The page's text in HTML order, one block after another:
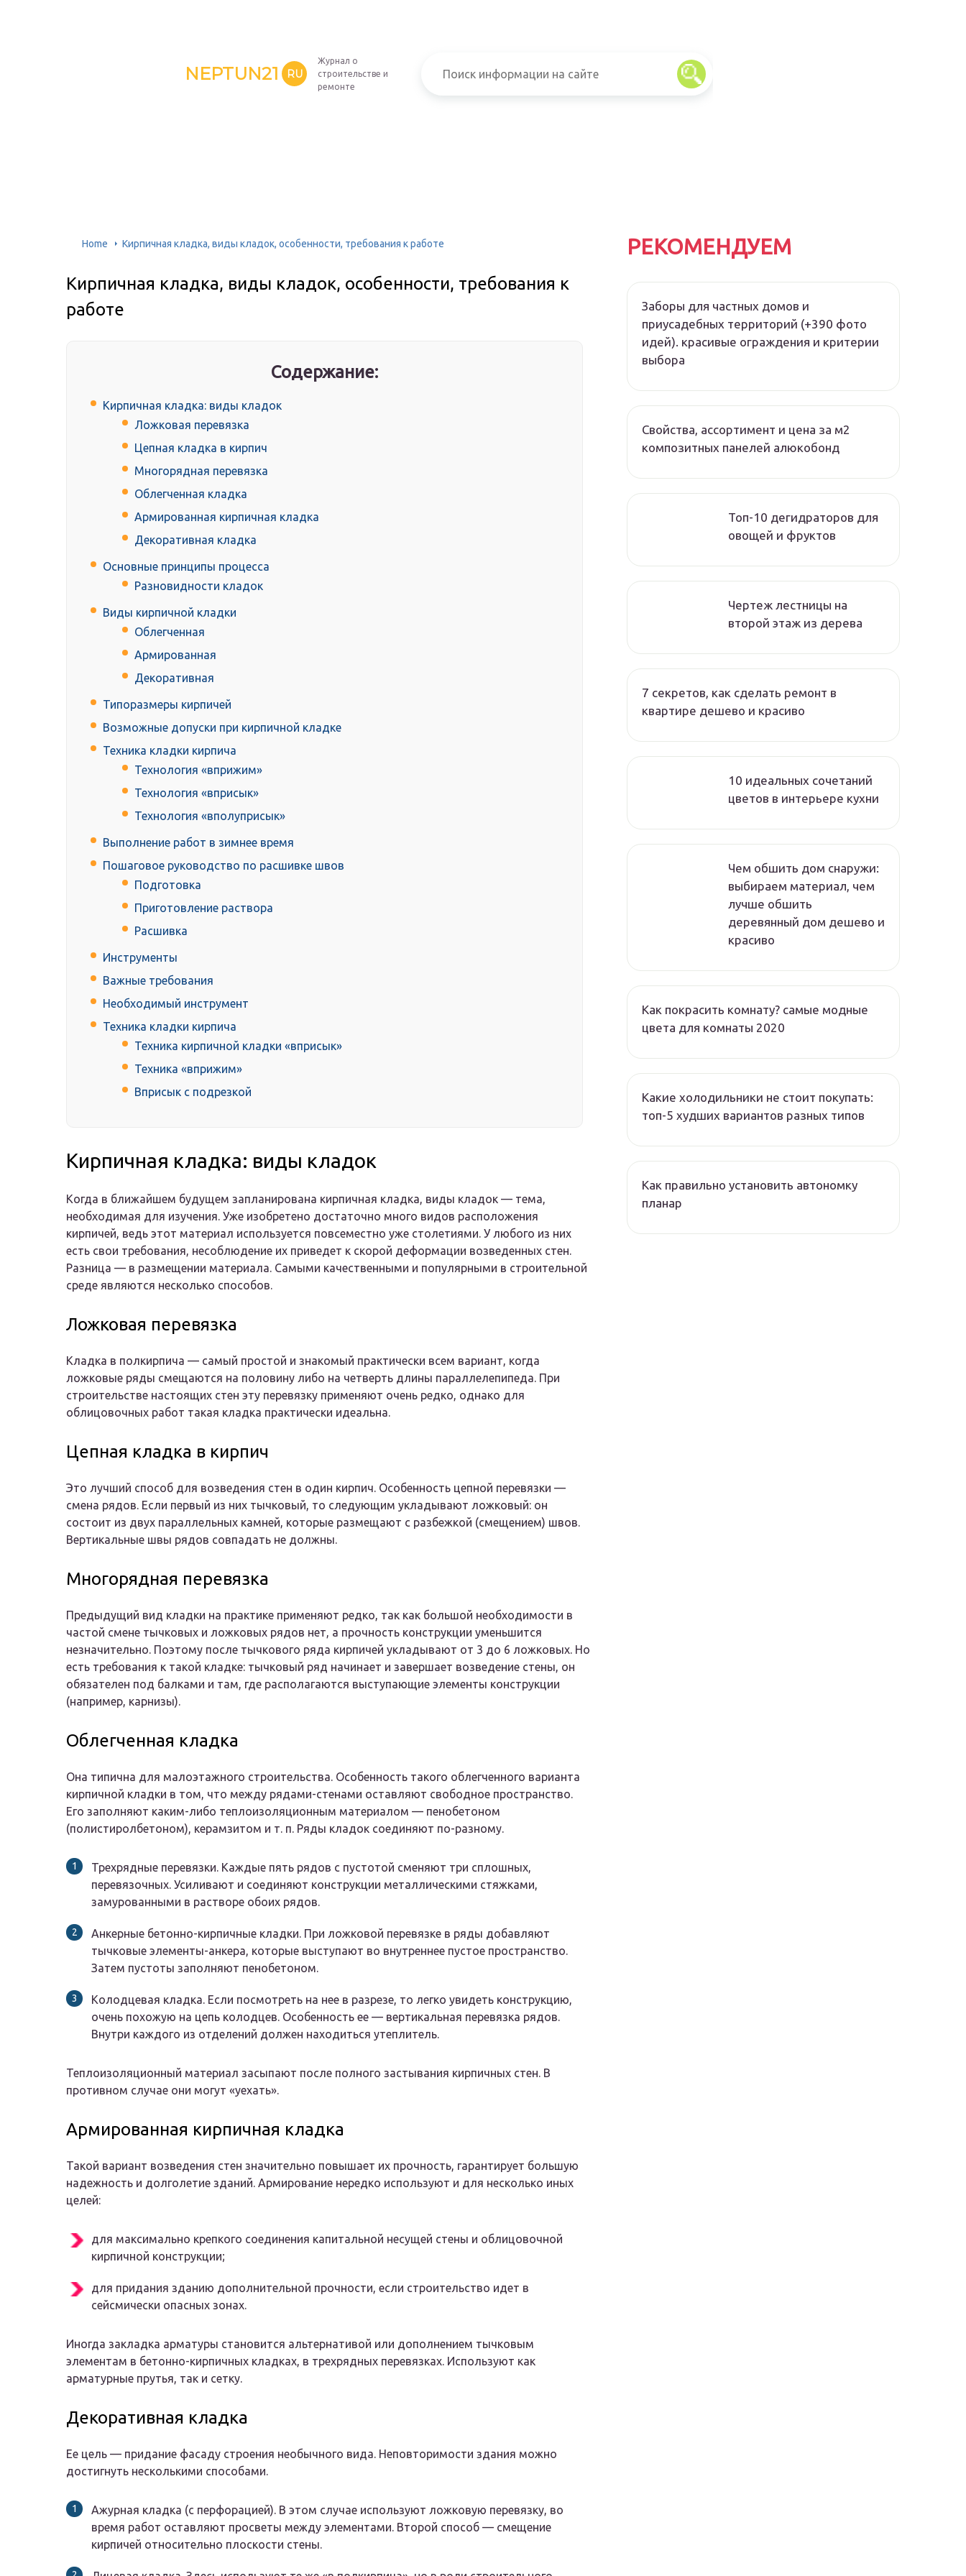
NEPTUN21 RU
Журнал о
строительстве и
ремонте
Home Кирпичная кладка, виды кладок, особенности, требования к работе
Кирпичная кладка, виды кладок, особенности, требования к
работе
Содержание:
Кирпичная кладка: виды кладок
Ложковая перевязка
Цепная кладка в кирпич
Многорядная перевязка
Облегченная кладка
Армированная кирпичная кладка
Декоративная кладка
Основные принципы процесса
Разновидности кладок
Виды кирпичной кладки
Облегченная
Армированная
Декоративная
Типоразмеры кирпичей
Возможные допуски при кирпичной кладке
Техника кладки кирпича
Технология «вприжим»
Технология «вприсык»
Технология «вполуприсык»
Выполнение работ в зимнее время
Пошаговое руководство по расшивке швов
Подготовка
Приготовление раствора
Расшивка
Инструменты
Важные требования
Необходимый инструмент
Техника кладки кирпича
Техника кирпичной кладки «вприсык»
Техника «вприжим»
Вприсык с подрезкой
Кирпичная кладка: виды кладок
Когда в ближайшем будущем запланирована кирпичная кладка, виды кладок — тема,
необходимая для изучения. Уже изобретено достаточно много видов расположения
кирпичей, ведь этот материал используется повсеместно уже столетиями. У любого из них
есть свои требования, несоблюдение их приведет к скорой деформации возведенных стен.
Разница — в размещении материала. Самыми качественными и популярными в строительной
среде являются несколько способов.
Ложковая перевязка
Кладка в полкирпича — самый простой и знакомый практически всем вариант, когда
ложковые ряды смещаются на половину либо на четверть длины параллелепипеда. При
строительстве настоящих стен эту перевязку применяют очень редко, однако для
облицовочных работ такая кладка практически идеальна.
Цепная кладка в кирпич
Это лучший способ для возведения стен в один кирпич. Особенность цепной перевязки —
смена рядов. Если первый из них тычковый, то следующим укладывают ложковый: он
состоит из двух параллельных камней, которые размещают с разбежкой (смещением) швов.
Вертикальные швы рядов совпадать не должны.
Многорядная перевязка
Предыдущий вид кладки на практике применяют редко, так как большой необходимости в
частой смене тычковых и ложковых рядов нет, а прочность конструкции уменьшится
незначительно. Поэтому после тычкового ряда кирпичей укладывают от 3 до 6 ложковых. Но
есть требования к такой кладке: тычковый ряд начинает и завершает возведение стены, он
обязателен под балками и там, где располагаются выступающие элементы конструкции
(например, карнизы).
Облегченная кладка
Она типична для малоэтажного строительства. Особенность такого облегченного варианта
кирпичной кладки в том, что между рядами-стенами оставляют свободное пространство.
Его заполняют каким-либо теплоизоляционным материалом — пенобетоном
(полистиролбетоном), керамзитом и т. п. Ряды кладок соединяют по-разному.
Трехрядные перевязки. Каждые пять рядов с пустотой сменяют три сплошных,
перевязочных. Усиливают и соединяют конструкции металлическими стяжками,
замурованными в растворе обоих рядов.
Анкерные бетонно-кирпичные кладки. При ложковой перевязке в ряды добавляют
тычковые элементы-анкера, которые выступают во внутреннее пустое пространство.
Затем пустоты заполняют пенобетоном.
Колодцевая кладка. Если посмотреть на нее в разрезе, то легко увидеть конструкцию,
очень похожую на цепь колодцев. Особенность ее — вертикальная перевязка рядов.
Внутри каждого из отделений должен находиться утеплитель.
Теплоизоляционный материал засыпают после полного застывания кирпичных стен. В
противном случае они могут «уехать».
Армированная кирпичная кладка
Такой вариант возведения стен значительно повышает их прочность, гарантирует большую
надежность и долголетие зданий. Армирование нередко используют и для несколько иных
целей:
для максимально крепкого соединения капитальной несущей стены и облицовочной
кирпичной конструкции;
для придания зданию дополнительной прочности, если строительство идет в
сейсмически опасных зонах.
Иногда закладка арматуры становится альтернативой или дополнением тычковым
элементам в бетонно-кирпичных кладках, в трехрядных перевязках. Используют как
арматурные прутья, так и сетку.
Декоративная кладка
Ее цель — придание фасаду строения необычного вида. Неповторимости здания можно
достигнуть несколькими способами.
Ажурная кладка (с перфорацией). В этом случае используют ложковую перевязку, во
время работ оставляют просветы между элементами. Второй способ — смещение
кирпичей относительно плоскости стены.
РЕКОМЕНДУЕМ
Заборы для частных домов и
приусадебных территорий (+390 фото
идей). красивые ограждения и критерии
выбора
Свойства, ассортимент и цена за м2
композитных панелей алюкобонд
Топ-10 дегидраторов для
овощей и фруктов
Чертеж лестницы на
второй этаж из дерева
7 секретов, как сделать ремонт в
квартире дешево и красиво
10 идеальных сочетаний
цветов в интерьере кухни
Чем обшить дом снаружи:
выбираем материал, чем
лучше обшить
деревянный дом дешево и
красиво
Как покрасить комнату? самые модные
цвета для комнаты 2020
Какие холодильники не стоит покупать:
топ-5 худших вариантов разных типов
Как правильно установить автономку
планар